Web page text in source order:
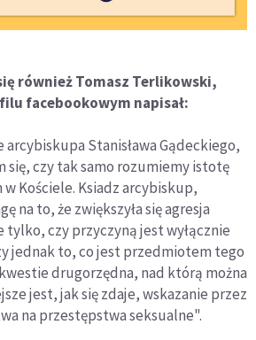
również Tomasz Terlikowski,
facebookowym napisał:
arcybiskupa Stanisława Gądeckiego,
się, czy tak samo rozumiemy istotę
Kościele. Ksiadz arcybiskup,
na to, że zwiększyła się agresja
tylko, czy przyczyną jest wyłącznie
jednak to, co jest przedmiotem tego
drugorzędna, nad którą można
jest, jak się zdaje, wskazanie przez
na przestępstwa seksualne".